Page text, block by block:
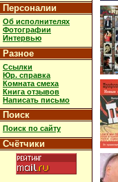
Персоналии
Об исполнителях
Фотографии
Интервью
Разное
Ссылки
Юр. справка
Комната смеха
Книга отзывов
Написать письмо
Поиск
Поиск по сайту
Счётчики